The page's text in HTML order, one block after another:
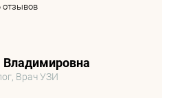
отзывов
Врач УЗИ